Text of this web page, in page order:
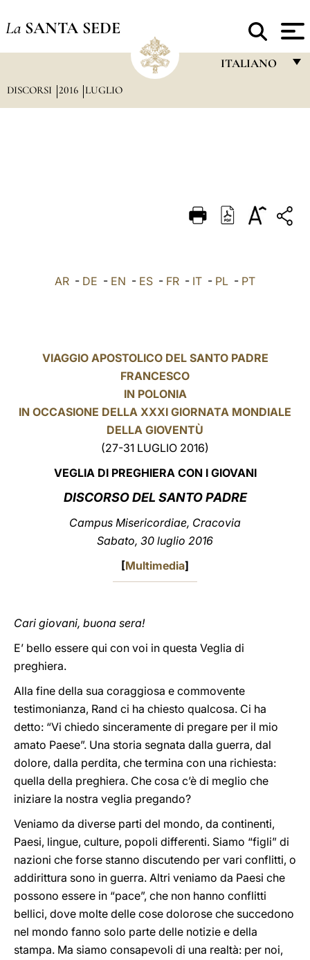
La SANTA SEDE
ITALIANO
DEUTSCH
العربيّة
DISCORSI 2016 LUGLIO
AR - DE - EN - ES - FR - IT - PL - PT
VIAGGIO APOSTOLICO DEL SANTO PADRE
FRANCESCO
IN POLONIA
IN OCCASIONE DELLA XXXI GIORNATA MONDIALE
DELLA GIOVENTÙ
(27-31 LUGLIO 2016)
VEGLIA DI PREGHIERA CON I GIOVANI
DISCORSO DEL SANTO PADRE
Campus Misericordiae, Cracovia
Sabato, 30 luglio 2016
[Multimedia]
Cari giovani, buona sera!
E’ bello essere qui con voi in questa Veglia di
preghiera.
Alla fine della sua coraggiosa e commovente
testimonianza, Rand ci ha chiesto qualcosa. Ci ha
detto: “Vi chiedo sinceramente di pregare per il mio
amato Paese”. Una storia segnata dalla guerra, dal
dolore, dalla perdita, che termina con una richiesta:
quella della preghiera. Che cosa c’è di meglio che
iniziare la nostra veglia pregando?
Veniamo da diverse parti del mondo, da continenti,
Paesi, lingue, culture, popoli differenti. Siamo “figli” di
nazioni che forse stanno discutendo per vari conflitti, o
addirittura sono in guerra. Altri veniamo da Paesi che
possono essere in “pace”, che non hanno conflitti
bellici, dove molte delle cose dolorose che succedono
nel mondo fanno solo parte delle notizie e della
stampa. Ma siamo consapevoli di una realtà: per noi,